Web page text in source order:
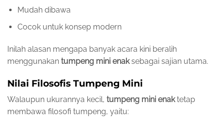
Mudah dibawa
Cocok untuk konsep modern
Inilah alasan mengapa banyak acara kini beralih
menggunakan tumpeng mini enaksebagai sajian utama.
Nilai Filosofis Tumpeng Mini
Walaupun ukurannya kecil, tumpeng mini enaktetap
membawa filosofi tumpeng, yaitu: